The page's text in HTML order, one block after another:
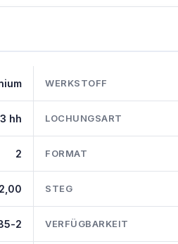
WERKSTOFF
hh LOCHUNGSART
2 FORMAT
2,00 STEG
2 VERFÜGBARKEIT